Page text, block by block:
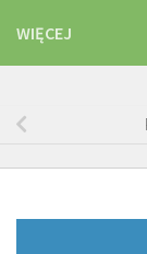
WIĘCEJ